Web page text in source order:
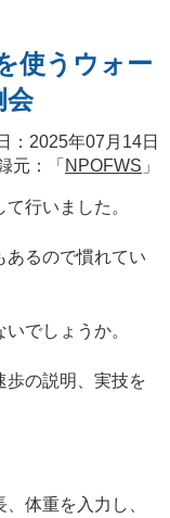
使うウォー
会
2025年07月14日
元：「 NPOFWS 」
行いました。
あるので慣れてい
でしょうか。
歩の説明、実技を
体重を入力し、